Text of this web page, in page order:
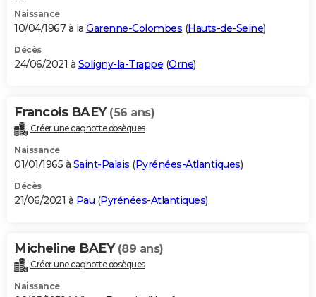
Naissance
10/04/1967 à la Garenne-Colombes (Hauts-de-Seine)
Décès
24/06/2021 à Soligny-la-Trappe (Orne)
Francois BAEY (56 ans)
Créer une cagnotte obsèques
Naissance
01/01/1965 à Saint-Palais (Pyrénées-Atlantiques)
Décès
21/06/2021 à Pau (Pyrénées-Atlantiques)
Micheline BAEY (89 ans)
Créer une cagnotte obsèques
Naissance